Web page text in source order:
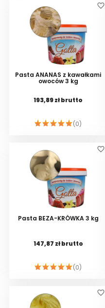
Pasta ANANAS z kawałkami
owoców 3 kg
193,89 zł brutto
(0)
favorite_border
Pasta BEZA-KRÓWKA 3 kg
147,87 zł brutto
(0)
favorite_border
favorite_border